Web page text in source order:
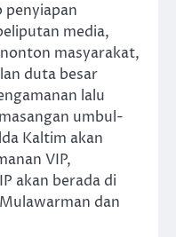
penyiapan
media,
masyarakat,
duta besar
lalu
umbul-
Kaltim akan
VIP,
akan berada di
dan